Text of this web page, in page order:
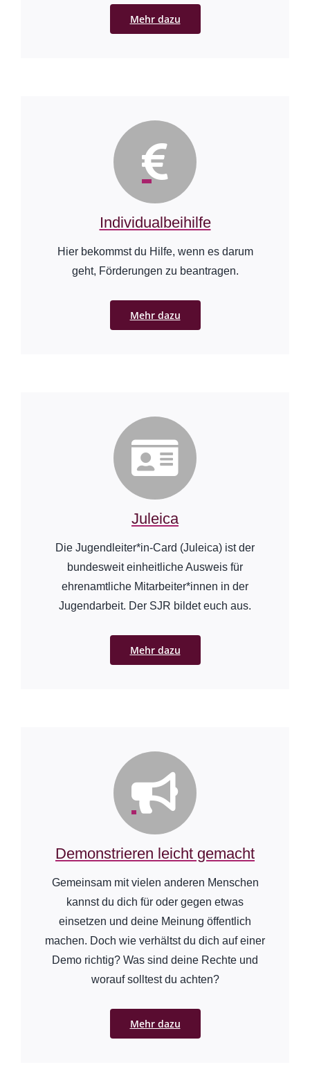
Mehr dazu
Individualbeihilfe
Hier bekommst du Hilfe, wenn es darum
geht, Förderungen zu beantragen.
Mehr dazu
Juleica
Die Jugendleiter*in-Card (Juleica) ist der
bundesweit einheitliche Ausweis für
ehrenamtliche Mitarbeiter*innen in der
Jugendarbeit. Der SJR bildet euch aus.
Mehr dazu
Demonstrieren leicht gemacht
Gemeinsam mit vielen anderen Menschen
kannst du dich für oder gegen etwas
einsetzen und deine Meinung öffentlich
machen. Doch wie verhältst du dich auf einer
Demo richtig? Was sind deine Rechte und
worauf solltest du achten?
Mehr dazu